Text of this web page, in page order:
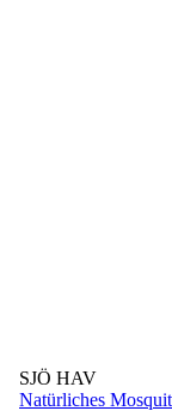
SJÖ HAV
Natürliches